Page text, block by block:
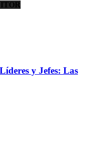
y Jefes: Las